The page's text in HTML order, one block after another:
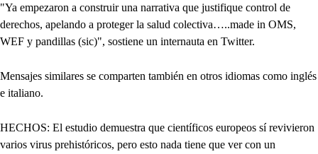
"Ya empezaron a construir una narrativa que justifique control de
derechos, apelando a proteger la salud colectiva…..made in OMS,
WEF y pandillas (sic)", sostiene un internauta en Twitter.
Mensajes similares se comparten también en otros idiomas como inglés
e italiano.
HECHOS: El estudio demuestra que científicos europeos sí revivieron
varios virus prehistóricos, pero esto nada tiene que ver con un